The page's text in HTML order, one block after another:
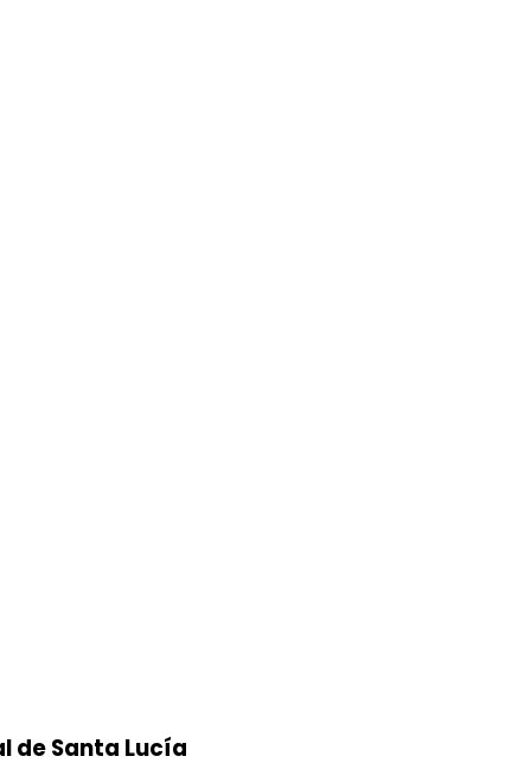
de Santa Lucía